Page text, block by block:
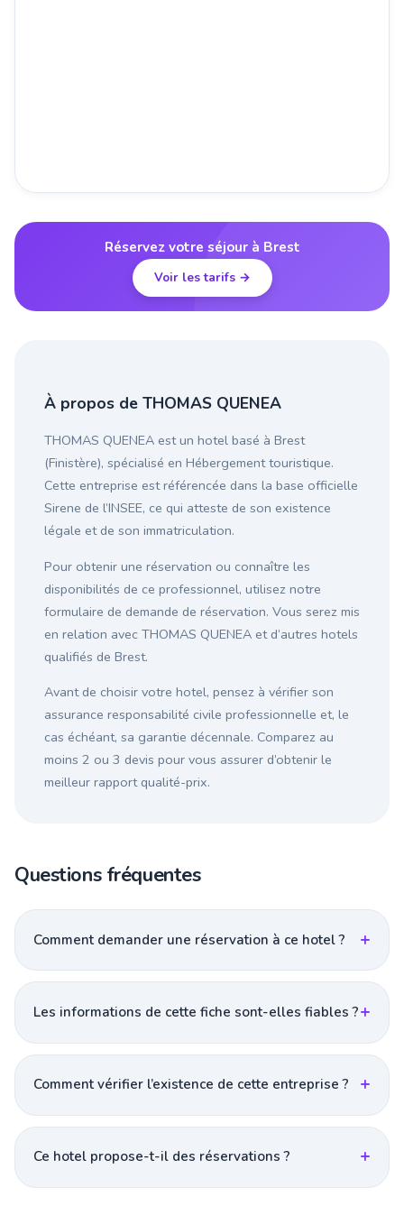
Réservez votre séjour à Brest
Voir les tarifs →
À propos de THOMAS QUENEA
THOMAS QUENEA est un hotel basé à Brest
(Finistère), spécialisé en Hébergement touristique.
Cette entreprise est référencée dans la base officielle
Sirene de l’INSEE, ce qui atteste de son existence
légale et de son immatriculation.
Pour obtenir une réservation ou connaître les
disponibilités de ce professionnel, utilisez notre
formulaire de demande de réservation. Vous serez mis
en relation avec THOMAS QUENEA et d’autres hotels
qualifiés de Brest.
Avant de choisir votre hotel, pensez à vérifier son
assurance responsabilité civile professionnelle et, le
cas échéant, sa garantie décennale. Comparez au
moins 2 ou 3 devis pour vous assurer d’obtenir le
meilleur rapport qualité-prix.
Questions fréquentes
Comment demander une réservation à ce hotel ?
Les informations de cette fiche sont-elles fiables ?
Comment vérifier l’existence de cette entreprise ?
Ce hotel propose-t-il des réservations ?